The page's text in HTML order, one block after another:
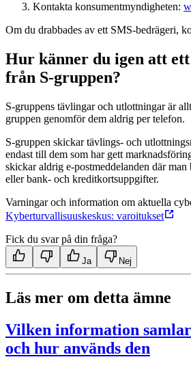
Kontakta konsumentmyndigheten:
Om du drabbades av ett SMS-bedrägeri,
Hur känner du igen att
från S-gruppen?
S-gruppens tävlingar och utlottningar är
gruppen genomför dem aldrig per telefon.
S-gruppen skickar tävlings- och
endast till dem som har gett
skickar aldrig e-postmeddelanden där man
eller bank- och kreditkortsuppgifter.
Varningar och information om aktuella
Kyberturvallisuuskeskus: varoitukset
Fick du svar på din fråga?
Ja Nej
Läs mer om detta ämne
Vilken information
och hur används den